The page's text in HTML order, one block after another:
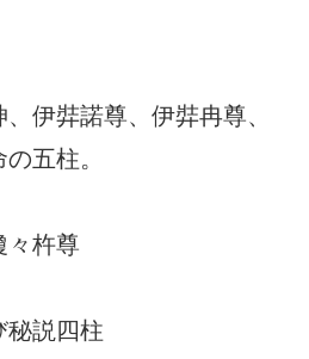
伊弉諾尊、伊弉冉尊、
五柱。
々杵尊
秘説四柱